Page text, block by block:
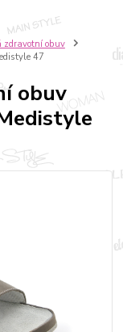
zdravotní obuv
47
obuv